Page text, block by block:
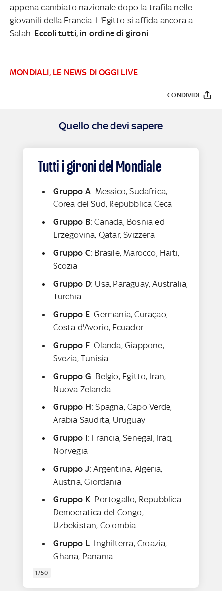
appena cambiato nazionale dopo la trafila nelle
giovanili della Francia. L'Egitto si affida ancora a
Salah. Eccoli tutti, in ordine di gironi
MONDIALI, LE NEWS DI OGGI LIVE
CONDIVIDI
Quello che devi sapere
Tutti i gironi del Mondiale
Gruppo A: Messico, Sudafrica,
Corea del Sud, Repubblica Ceca
Gruppo B: Canada, Bosnia ed
Erzegovina, Qatar, Svizzera
Gruppo C: Brasile, Marocco, Haiti,
Scozia
Gruppo D: Usa, Paraguay, Australia,
Turchia
Gruppo E: Germania, Curaçao,
Costa d'Avorio, Ecuador
Gruppo F: Olanda, Giappone,
Svezia, Tunisia
Gruppo G: Belgio, Egitto, Iran,
Nuova Zelanda
Gruppo H: Spagna, Capo Verde,
Arabia Saudita, Uruguay
Gruppo I: Francia, Senegal, Iraq,
Norvegia
Gruppo J: Argentina, Algeria,
Austria, Giordania
Gruppo K: Portogallo, Repubblica
Democratica del Congo,
Uzbekistan, Colombia
Gruppo L: Inghilterra, Croazia,
Ghana, Panama
1/50